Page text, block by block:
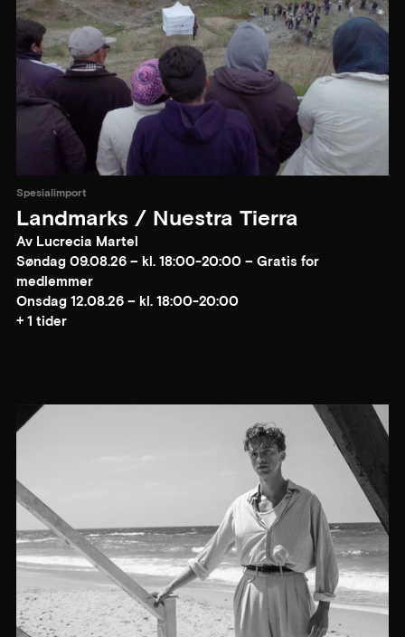
Spesialimport
Landmarks / Nuestra Tierra
Av Lucrecia Martel
Søndag 09.08.26 – kl. 18:00-20:00 – Gratis for
medlemmer
Onsdag 12.08.26 – kl. 18:00-20:00
+ 1 tider